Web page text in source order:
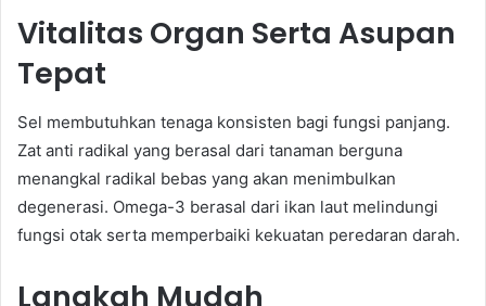
Vitalitas Organ Serta Asupan
Tepat
Sel membutuhkan tenaga konsisten bagi fungsi panjang.
Zat anti radikal yang berasal dari tanaman berguna
menangkal radikal bebas yang akan menimbulkan
degenerasi. Omega-3 berasal dari ikan laut melindungi
fungsi otak serta memperbaiki kekuatan peredaran darah.
Langkah Mudah